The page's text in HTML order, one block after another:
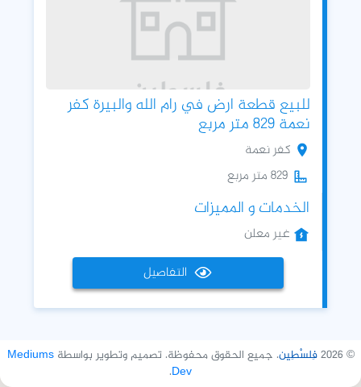
للبيع قطعة ارض في رام الله والبيرة كفر
نعمة 829 متر مربع
كفر نعمة
829 متر مربع
الخدمات و المميزات
غير معلن
التفاصيل
© 2026 فِلسْطِين. جميع الحقوق محفوظة. تصميم وتطوير بواسطةMediums
Dev
.